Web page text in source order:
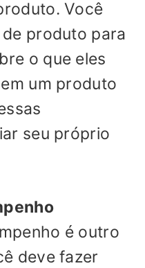
Você
produto para
o que eles
um produto
seu próprio
é outro
deve fazer